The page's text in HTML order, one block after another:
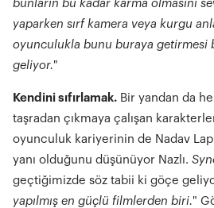
bunların bu kadar karma olmasını
yaparken sırf kamera veya kurgu
oyunculukla bunu buraya getirmesi
geliyor."
Kendini sıfırlamak. Bir yandan da
taşradan çıkmaya çalışan
oyunculuk kariyerinin de Nadav
yanı olduğunu düşünüyor Nazlı.
geçtiğimizde söz tabii ki göçe
yapılmış en güçlü filmlerden biri."